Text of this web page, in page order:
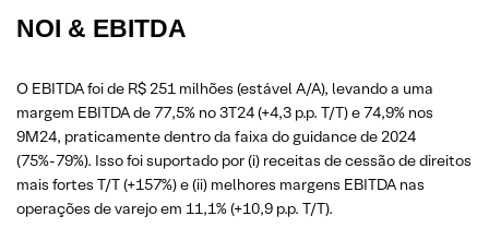
NOI & EBITDA
O EBITDA foi de R$ 251 milhões (estável A/A), levando a uma
margem EBITDA de 77,5% no 3T24 (+4,3 p.p. T/T) e 74,9% nos
9M24, praticamente dentro da faixa do guidance de 2024
(75%-79%). Isso foi suportado por (i) receitas de cessão de direitos
mais fortes T/T (+157%) e (ii) melhores margens EBITDA nas
operações de varejo em 11,1% (+10,9 p.p. T/T).